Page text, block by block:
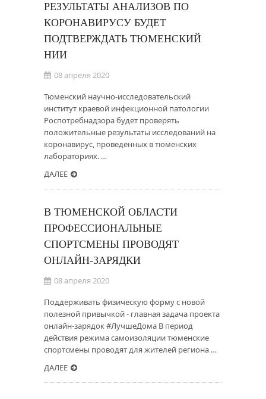
РЕЗУЛЬТАТЫ АНАЛИЗОВ ПО
КОРОНАВИРУСУ БУДЕТ
ПОДТВЕРЖДАТЬ ТЮМЕНСКИЙ
НИИ
08 апреля 2020
Тюменский научно-исследовательский
институт краевой инфекционной патологии
Роспотребнадзора будет проверять
положительные результаты исследований на
коронавирус, проведенных в тюменских
лабораториях. …
ДАЛЕЕ
В ТЮМЕНСКОЙ ОБЛАСТИ
ПРОФЕССИОНАЛЬНЫЕ
СПОРТСМЕНЫ ПРОВОДЯТ
ОНЛАЙН-ЗАРЯДКИ
08 апреля 2020
Поддерживать физическую форму с новой
полезной привычкой - главная задача проекта
онлайн-зарядок #ЛучшеДома В период
действия режима самоизоляции тюменские
спортсмены проводят для жителей региона …
ДАЛЕЕ